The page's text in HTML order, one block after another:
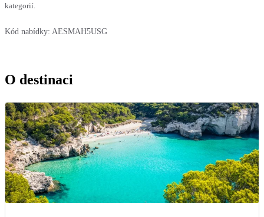
kategorií.
Kód nabídky: AESMAH5USG
O destinaci